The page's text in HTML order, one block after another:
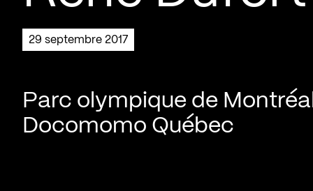
29 septembre 2017
Parc olympique de
Docomomo Québec